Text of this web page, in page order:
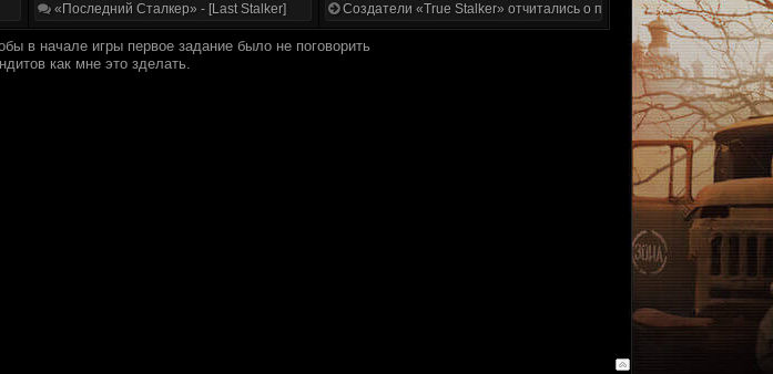
«Последний Сталкер» - [Last Stalker]
Создатели «True Stalker» отчитались о проделанной работе
в начале игры первое задание было не поговорить
как мне это зделать.